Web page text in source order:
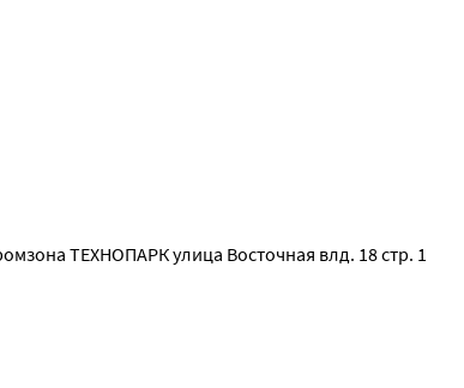
ТЕХНОПАРК улица Восточная влд. 18 стр. 1